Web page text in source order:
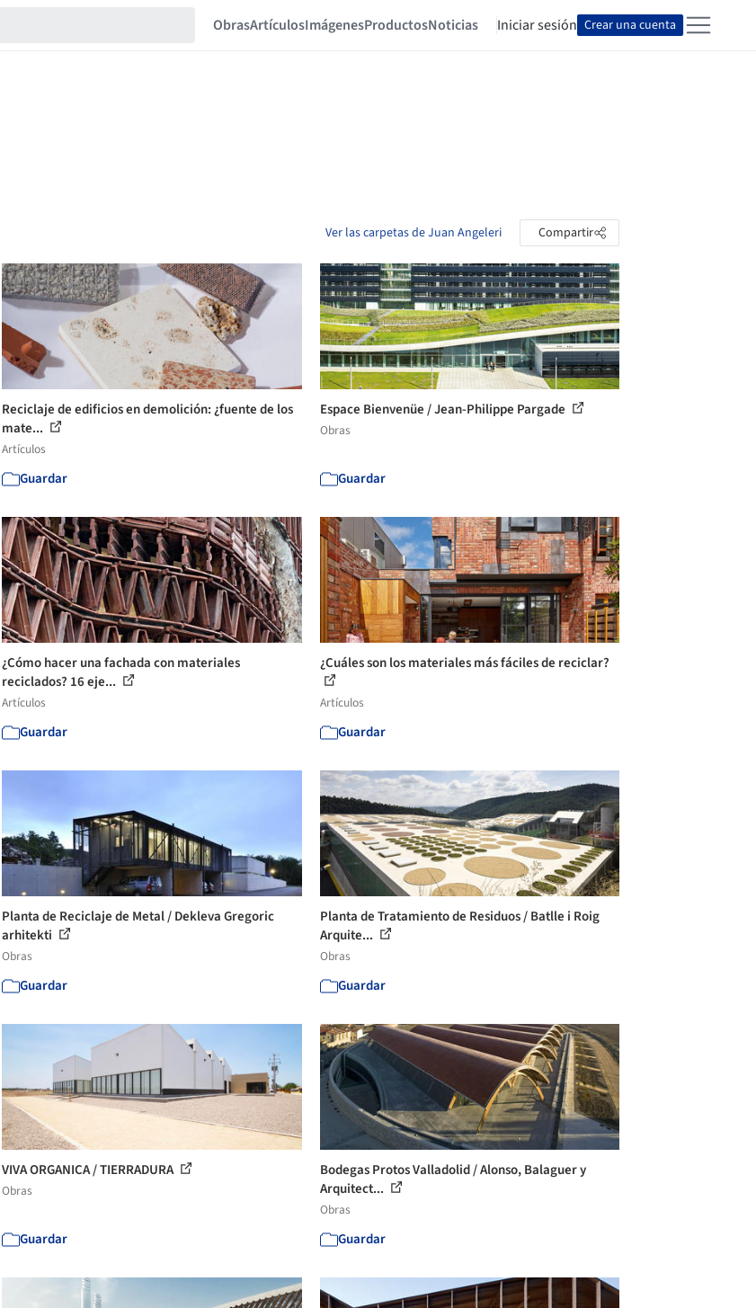
ObrasArtículosImágenesProductosNoticias Iniciar sesión Crear una cuenta
Ver las carpetas de Juan Angeleri Compartir
Reciclaje de edificios en demolición: ¿fuente de los
mate...
Artículos
Guardar
Espace Bienvenüe / Jean-Philippe Pargade
Obras
Guardar
¿Cómo hacer una fachada con materiales
reciclados? 16 eje...
Artículos
Guardar
¿Cuáles son los materiales más fáciles de reciclar?
Artículos
Guardar
Planta de Reciclaje de Metal / Dekleva Gregoric
arhitekti
Obras
Guardar
Planta de Tratamiento de Residuos / Batlle i Roig
Arquite...
Obras
Guardar
VIVA ORGANICA / TIERRADURA
Obras
Guardar
Bodegas Protos Valladolid / Alonso, Balaguer y
Arquitect...
Obras
Guardar